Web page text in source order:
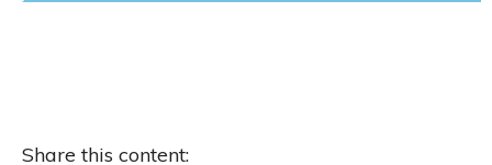
Share this content: